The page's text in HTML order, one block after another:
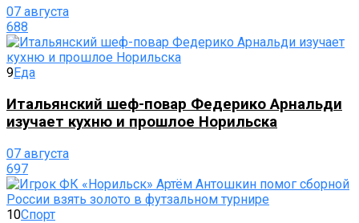
07 августа
688
9Еда
Итальянский шеф-повар Федерико Арнальди
изучает кухню и прошлое Норильска
07 августа
697
10Спорт